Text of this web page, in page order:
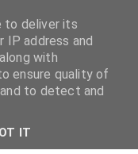
to deliver its
IP address and
with
ensure quality of
to detect and
IT